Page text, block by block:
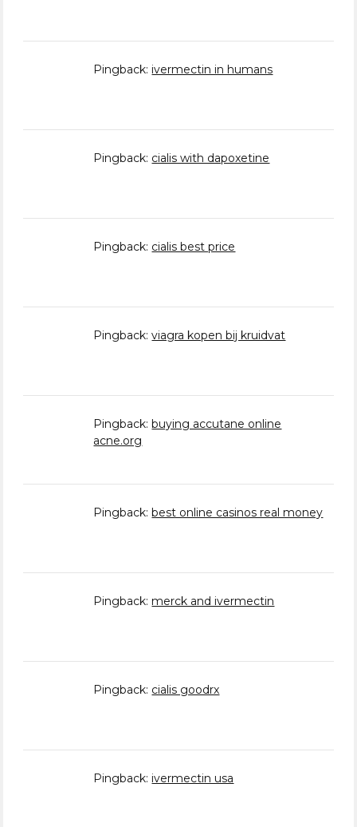
Pingback: ivermectin in humans
Pingback: cialis with dapoxetine
Pingback: cialis best price
Pingback:viagra kopen bij kruidvat
Pingback:buying accutane online
acne.org
Pingback:best online casinos real money
Pingback: merck and ivermectin
Pingback: cialis goodrx
Pingback: ivermectin usa